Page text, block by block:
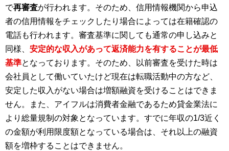
で再審査が行われます。そのため、信用情報機関から申込
者の信用情報をチェックしたり場合によっては在籍確認の
電話も行われます。審査基準に関しても通常の申し込みと
同様、 安定的な収入があって返済能力を有することが最低
基準となっております。そのため、以前審査を受けた時は
会社員として働いていたけど現在は転職活動中の方など、
安定した収入がない場合は増額融資を受けることはできま
せん。また、アイフルは消費者金融であるため貸金業法に
より総量規制の対象となっています。すでに年収の1/3近く
の金額が利用限度額となっている場合は、それ以上の融資
額を増枠することはできません。